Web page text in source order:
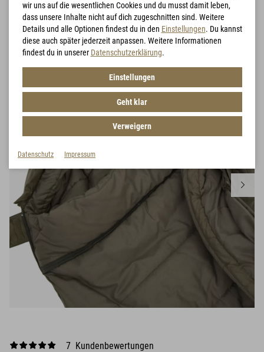
7 Kundenbewertungen
wir uns auf die wesentlichen Cookies und du musst damit leben,
dass unsere Inhalte nicht auf dich zugeschnitten sind. Weitere
Details und alle Optionen findest du in den Einstellungen. Du kannst
diese auch später jederzeit anpassen. Weitere Informationen
findest du in unserer Datenschutzerklärung.
Einstellungen
Geht klar
Verweigern
Datenschutz Impressum